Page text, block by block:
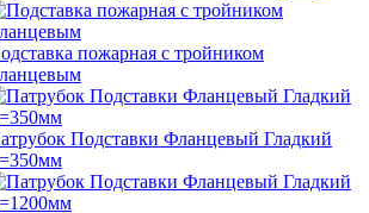
пожарная с тройником
Подставки Фланцевый Гладкий